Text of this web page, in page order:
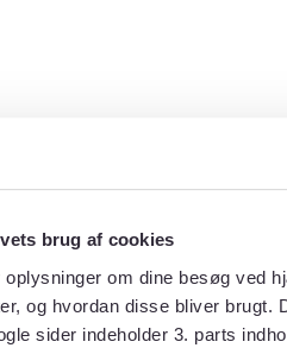
brug af cookies
om dine besøg ved
og hvordan disse bliver
sider indeholder 3. parts